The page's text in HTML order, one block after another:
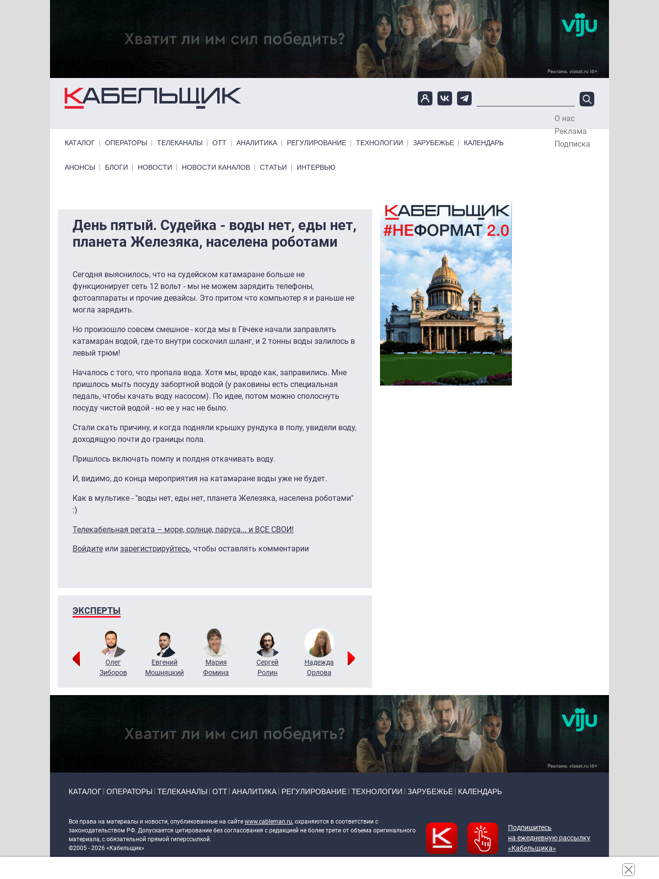
Перейти к основному содержанию
О нас
Реклама
Подписка
КАТАЛОГ ОПЕРАТОРЫ ТЕЛЕКАНАЛЫ ОТТ АНАЛИТИКА РЕГУЛИРОВАНИЕ ТЕХНОЛОГИИ ЗАРУБЕЖЬЕ КАЛЕНДАРЬ
Primary links bottom
АНОНСЫ БЛОГИ НОВОСТИ НОВОСТИ КАНАЛОВ СТАТЬИ ИНТЕРВЬЮ
День пятый. Судейка - воды нет, еды нет,
планета Железяка, населена роботами
Сегодня выяснилось, что на судейском катамаране больше не
функционирует сеть 12 вольт - мы не можем зарядить телефоны,
фотоаппараты и прочие девайсы. Это притом что компьютер я и раньше не
могла зарядить.
Но произошло совсем смешное - когда мы в Гёчеке начали заправлять
катамаран водой, где-то внутри соскочил шланг, и 2 тонны воды залилось в
левый трюм!
Началось с того, что пропала вода. Хотя мы, вроде как, заправились. Мне
пришлось мыть посуду забортной водой (у раковины есть специальная
педаль, чтобы качать воду насосом). По идее, потом можно сполоснуть
посуду чистой водой - но ее у нас не было.
Стали скать причину, и когда подняли крышку рундука в полу, увидели воду,
доходящую почти до границы пола.
Пришлось включать помпу и полдня откачивать воду.
И, видимо, до конца мероприятия на катамаране воды уже не будет.
Как в мультике - "воды нет, еды нет, планета Железяка, населена роботами"
:)
Телекабельная регата – море, солнце, паруса... и ВСЕ СВОИ!
Войдите или зарегистрируйтесь, чтобы оставлять комментарии
ЭКСПЕРТЫ
Григорий
Олег
Зиборов
Евгений
Мошняцкий
Мария
Фомина
Сергей
Ролин
Надежда
Орлова
КАТАЛОГ ОПЕРАТОРЫ ТЕЛЕКАНАЛЫ ОТТ АНАЛИТИКА РЕГУЛИРОВАНИЕ ТЕХНОЛОГИИ ЗАРУБЕЖЬЕ КАЛЕНДАРЬ
Все права на материалы и новости, опубликованные на сайте www.cableman.ru, охраняются в соответствии с
законодательством РФ. Допускается цитирование без согласования с редакцией не более трети от объема оригинального
материала, с обязательной прямой гиперссылкой.
©2005 - 2026 «Кабельщик»
Подпишитесь
на ежедневную рассылку
«Кабельщика»